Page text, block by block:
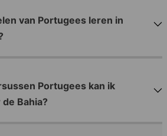
van Portugees leren in
Portugees kan ik
Bahia?